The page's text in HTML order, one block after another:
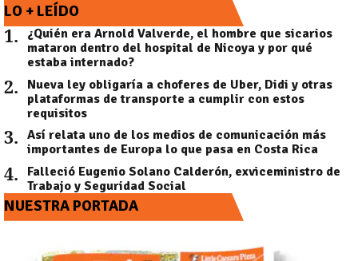
LO + LEÍDO
1.
¿Quién era Arnold Valverde, el hombre que sicarios
mataron dentro del hospital de Nicoya y por qué
estaba internado?
2.
Nueva ley obligaría a choferes de Uber, Didi y otras
plataformas de transporte a cumplir con estos
requisitos
3. Así relata uno de los medios de comunicación más
importantes de Europa lo que pasa en Costa Rica
4.
Falleció Eugenio Solano Calderón, exviceministro de
Trabajo y Seguridad Social
NUESTRA PORTADA